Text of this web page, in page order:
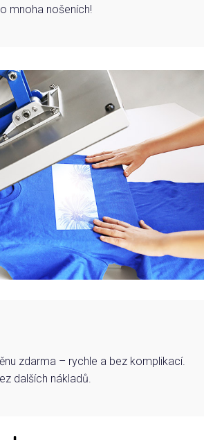
mnoha nošeních!
zdarma – rychle a bez komplikací.
dalších nákladů.